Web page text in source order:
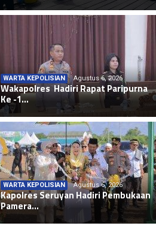
WARTA KEPOLISIAN Agustus 6, 2026
Wakapolres Hadiri Rapat Paripurna
Ke -1…
WARTA KEPOLISIAN Agustus 6, 2026
Kapolres Seruyan Hadiri Pembukaan
Pamera…